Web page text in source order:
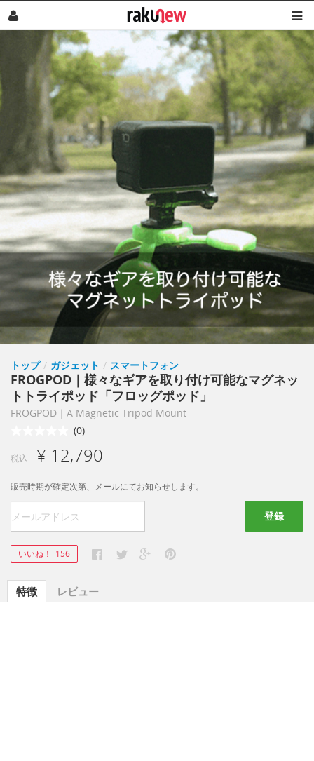
トップ / ガジェット / スマートフォン
FROGPOD｜様々なギアを取り付け可能なマグネッ
トトライポッド「フロッグポッド」
FROGPOD｜A Magnetic Tripod Mount
(0)
税込 ¥ 12,790
販売時期が確定次第、メールにてお知らせします。
登録
いいね！ 156
特徴 レビュー